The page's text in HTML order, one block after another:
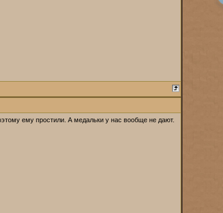
ему простили. А медальки у нас вообще не дают.